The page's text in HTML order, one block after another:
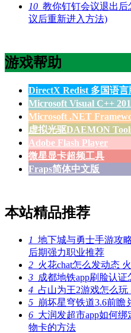
10 教你钉钉会议退出
议后重新进入方法)
游戏帮助
DirectX Redist 多国语言
Microsoft Visual C++
Microsoft .NET
虚拟光驱DAEMON
Adobe Flash Player
微星显卡超频工具
Fraps简体中文版
本站精品推荐
1 地下城与勇士手游攻
后期强力职业推荐
2 火花chat怎么发动态
3 成都地铁app刷脸认
4 占山为王2游戏怎么
5 崩坏星穹铁道3.6前瞻
6 大润发超市app如何
物卡的方法